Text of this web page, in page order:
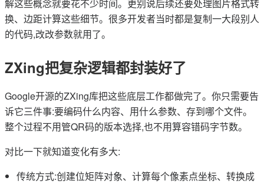
解这些概念就要花不少时间。更别说后续还要处理图片格式转
换、边距计算这些细节。很多开发者当时都是复制一大段别人
的代码,改改参数就用了。
ZXing把复杂逻辑都封装好了
Google开源的ZXing库把这些底层工作都做完了。你只需要告
诉它三件事:要编码什么内容、用什么参数、存到哪个文件。
整个过程不用管QR码的版本选择,也不用算容错码字节数。
对比一下就知道变化有多大:
传统方式:创建位矩阵对象、计算每个像素点坐标、转换成